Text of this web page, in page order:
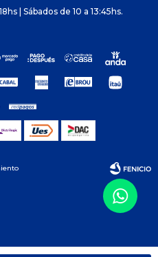
| Sábados de 10 a 13:45hs.